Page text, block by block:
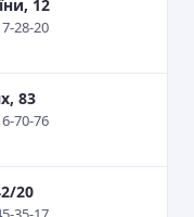
12
28-20
83
70-76
20